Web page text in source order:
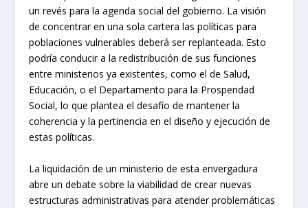
un revés para la agenda social del gobierno. La visión
de concentrar en una sola cartera las políticas para
poblaciones vulnerables deberá ser replanteada. Esto
podría conducir a la redistribución de sus funciones
entre ministerios ya existentes, como el de Salud,
Educación, o el Departamento para la Prosperidad
Social, lo que plantea el desafío de mantener la
coherencia y la pertinencia en el diseño y ejecución de
estas políticas.
La liquidación de un ministerio de esta envergadura
abre un debate sobre la viabilidad de crear nuevas
estructuras administrativas para atender problemáticas